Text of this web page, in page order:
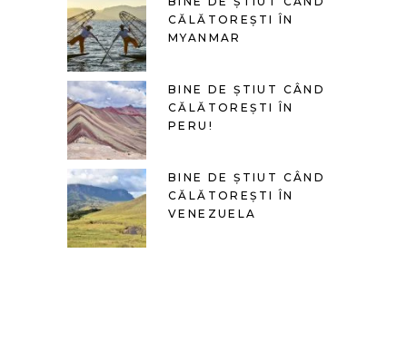
CĂLĂTOREȘTI ÎN
MYANMAR
BINE DE ȘTIUT CÂND
CĂLĂTOREȘTI ÎN
PERU!
BINE DE ȘTIUT CÂND
CĂLĂTOREȘTI ÎN
VENEZUELA